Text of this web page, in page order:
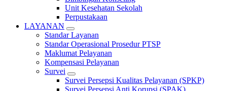
Unit Kesehatan Sekolah
Perpustakaan
LAYANAN
Standar Layanan
Standar Operasional Prosedur PTSP
Maklumat Pelayanan
Kompensasi Pelayanan
Survei
Survei Persepsi Kualitas Pelayanan (SPKP)
Survei Persepsi Anti Korupsi (SPAK)